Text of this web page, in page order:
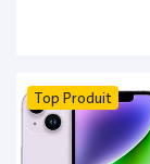
Top Produit